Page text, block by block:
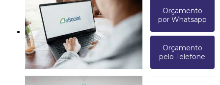
Orçamento
por Whatsapp
Orçamento
pelo Telefone